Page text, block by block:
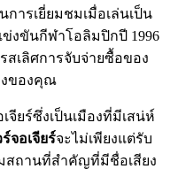
การเยี่ยมชมเมื่อเล่นเป็น
งขันกีฬาโอลิมปิกปี 1996
สเลิศการจับจ่ายซื้อของ
งของคุณ
จียร์ซึ่งเป็นเมืองที่มีเสน่ห์
จอเจียร์จะไม่เพียงแต่รับ
สถานที่สำคัญที่มีชื่อเสียง